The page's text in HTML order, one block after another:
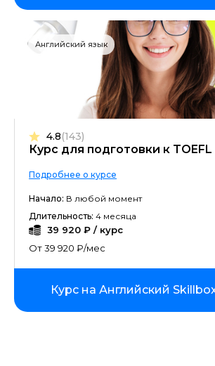
Английский язык
Курс для подготовки к TOEFL
4.8(143)
Подробнее о курсе
Начало: В любой момент
Длительность: 4 месяца
39 920 ₽ / курс
От 39 920 ₽/мес
Курс на Английский